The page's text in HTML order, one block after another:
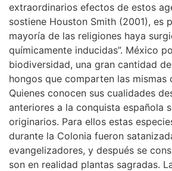
extraordinarios efectos de estos
sostiene Houston Smith (2001), es
mayoría de las religiones haya
químicamente inducidas”. México
biodiversidad, una gran cantidad
hongos que comparten las mismas
Quienes conocen sus cualidades
anteriores a la conquista española
originarios. Para ellos estas
durante la Colonia fueron
evangelizadores, y después se
son en realidad plantas sagradas.